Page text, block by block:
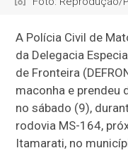
A Polícia Civil de
da Delegacia
de Fronteira
maconha e prendeu
no sábado (9),
rodovia MS-164,
Itamarati, no